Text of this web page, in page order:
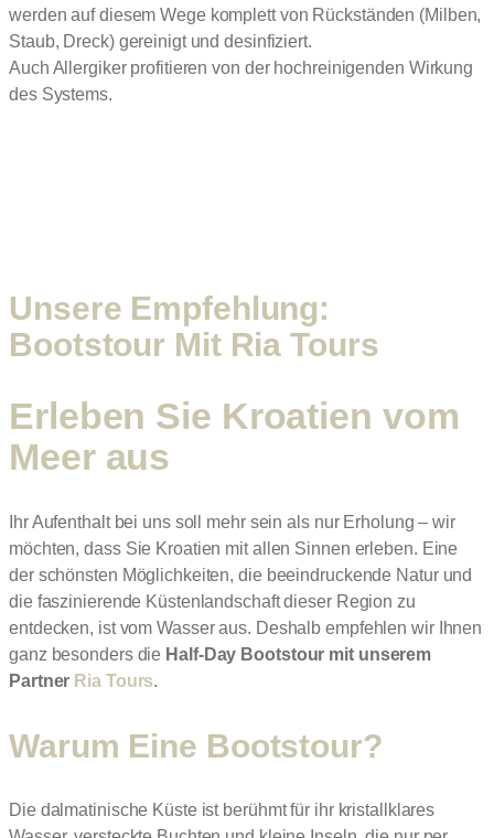
werden auf diesem Wege komplett von Rückständen (Milben,
Staub, Dreck) gereinigt und desinfiziert.
Auch Allergiker profitieren von der hochreinigenden Wirkung
des Systems.
Unsere Empfehlung:
Bootstour Mit Ria Tours
Erleben Sie Kroatien vom
Meer aus
Ihr Aufenthalt bei uns soll mehr sein als nur Erholung – wir
möchten, dass Sie Kroatien mit allen Sinnen erleben. Eine
der schönsten Möglichkeiten, die beeindruckende Natur und
die faszinierende Küstenlandschaft dieser Region zu
entdecken, ist vom Wasser aus. Deshalb empfehlen wir Ihnen
ganz besonders die Half-Day Bootstour mit unserem
Partner Ria Tours.
Warum Eine Bootstour?
Die dalmatinische Küste ist berühmt für ihr kristallklares